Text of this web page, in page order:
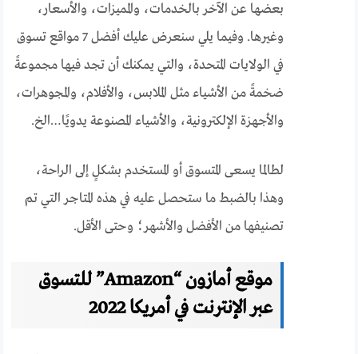
بعضها عن الآخر بالخدمات، والمميزات، والأسعار،
وغيرها. وفيما يلي سنعرض عليك أفضل 7 مواقع تسوق
في الولايات المتحدة، والتي يمكنك أن تجد فيها مجموعةً
ضخمةً من الأشياء مثل الملابس، والأفلام، والمجوهرات،
والأجهزة الإلكترونية، والأشياء المصنوعة يدويًا…الخ.
لطالما يسعى المتسوق أو المستخدم بشكلٍ إلى الراحة،
وهذا بالضبط ما ستحصل عليه في هذه المتاجر التي تم
تصنيفها من الأفضل والأشهر؛ وحتى الأقل.
موقع أمازون “Amazon” للتسوق
عبر الإنترنت في أمريكا 2022